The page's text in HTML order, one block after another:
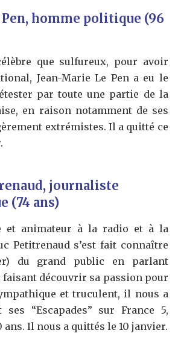
Pen, homme politique (96
que sulfureux, pour avoir
Jean-Marie Le Pen a eu le
par toute une partie de la
en raison notamment de ses
extrémistes. Il a quitté ce
journaliste
(74 ans)
et animateur à la radio et à la
Petitrenaud s’est fait connaître
du grand public en parlant
faisant découvrir sa passion pour
et truculent, il nous a
“Escapades” sur France 5,
ans. Il nous a quittés le 10 janvier.